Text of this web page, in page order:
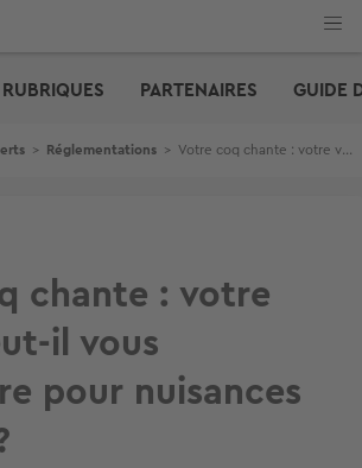
PARTENAIRES GUIDE
> Réglementations > Votre coq chante : votre voisin peut-il vous poursuivre pour nuisances sonores ?
chante : votre
il vous
pour nuisances